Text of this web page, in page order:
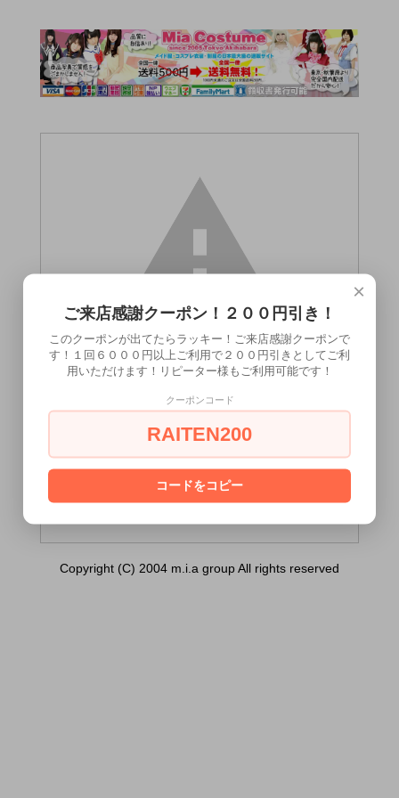
ワークス） マイクロストレッチ生地全頭
ん。
あなたは18歳以上ですか？
[ はい ] [ いいえ ]
Copyright (C) 2004 m.i.a group All rights reserved
×
ご来店感謝クーポン！２００円引き！
このクーポンが出てたらラッキー！ご来店感謝クーポンで
す！１回６０００円以上ご利用で２００円引きとしてご利
用いただけます！リピーター様もご利用可能です！
クーポンコード
RAITEN200
コードをコピー